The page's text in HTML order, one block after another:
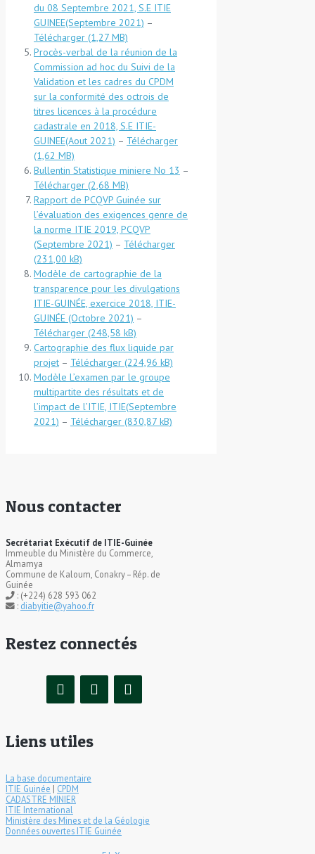
du 08 Septembre 2021, S.E ITIE
GUINEE(Septembre 2021) –
Télécharger
Procès-verbal de la réunion de la
Commission ad hoc du Suivi de la
Validation et les cadres du CPDM
sur la conformité des octrois de
titres licences à la procédure
cadastrale en 2018, S.E ITIE-
GUINEE(Aout 2021) – Télécharger
Bullentin Statistique miniere No 13 –
Télécharger
Rapport de PCQVP Guinée sur
l’évaluation des exigences genre de
la norme ITIE 2019, PCQVP
(Septembre 2021) – Télécharger
Modèle de cartographie de la
transparence pour les divulgations
ITIE-GUINÉE, exercice 2018, ITIE-
GUINÉE (Octobre 2021) –
Télécharger
Cartographie des flux liquide par
projet – Télécharger
Modèle L’examen par le groupe
multipartite des résultats et de
l’impact de l’ITIE, ITIE(Septembre
2021) – Télécharger
Nous contacter
Secrétariat Exécutif de ITIE-Guinée
Immeuble du Ministère du Commerce,
Almamya
Commune de Kaloum, Conakry – Rép. de
Guinée
: (+224) 628 593 062
: diabyitie@yahoo.fr
Restez connectés
Liens utiles
La base documentaire
ITIE Guinée | CPDM
CADASTRE MINIER
ITIE International
Ministère des Mines et de la Géologie
Données ouvertes ITIE Guinée